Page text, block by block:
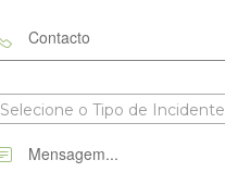
Selecione o Tipo de Incidente